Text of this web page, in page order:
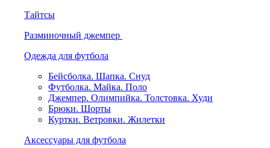
Тайтсы
Разминочный джемпер
Одежда для футбола
Бейсболка. Шапка. Снуд
Футболка. Майка. Поло
Джемпер. Олимпийка. Толстовка. Худи
Брюки. Шорты
Куртки. Ветровки. Жилетки
Аксессуары для футбола